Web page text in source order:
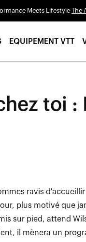
Meets Lifestyle The
EQUIPEMENT VTT
toi :
ravis
plus motivé que
sur pied, attend
il mènera un